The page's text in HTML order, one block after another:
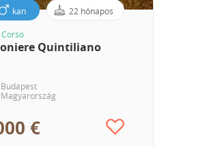
kan 22 hónapos
Quintiliano
Budapest
Magyarország
€